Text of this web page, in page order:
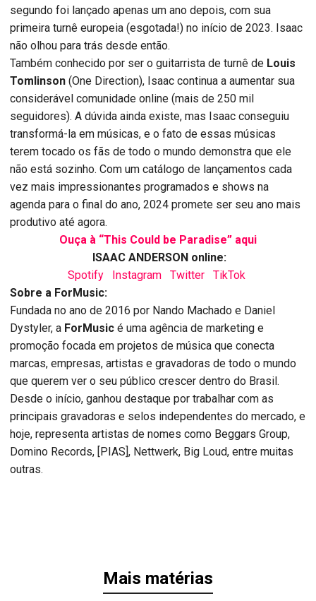
segundo foi lançado apenas um ano depois, com sua
primeira turnê europeia (esgotada!) no início de 2023. Isaac
não olhou para trás desde então.
Também conhecido por ser o guitarrista de turnê de Louis
Tomlinson (One Direction), Isaac continua a aumentar sua
considerável comunidade online (mais de 250 mil
seguidores). A dúvida ainda existe, mas Isaac conseguiu
transformá-la em músicas, e o fato de essas músicas
terem tocado os fãs de todo o mundo demonstra que ele
não está sozinho. Com um catálogo de lançamentos cada
vez mais impressionantes programados e shows na
agenda para o final do ano, 2024 promete ser seu ano mais
produtivo até agora.
Ouça à “This Could be Paradise” aqui
ISAAC ANDERSON online:
Spotify
Instagram Twitter
TikTok
Sobre a ForMusic:
Fundada no ano de 2016 por Nando Machado e Daniel
Dystyler, a ForMusic é uma agência de marketing e
promoção focada em projetos de música que conecta
marcas, empresas, artistas e gravadoras de todo o mundo
que querem ver o seu público crescer dentro do Brasil.
Desde o início, ganhou destaque por trabalhar com as
principais gravadoras e selos independentes do mercado, e
hoje, representa artistas de nomes como Beggars Group,
Domino Records, [PIAS], Nettwerk, Big Loud, entre muitas
outras.
Mais matérias